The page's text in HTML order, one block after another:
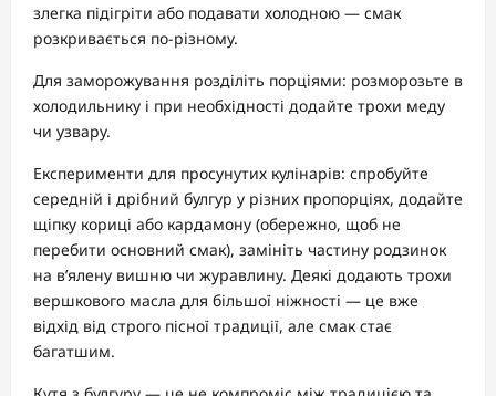
злегка підігріти або подавати холодною — смак
розкривається по-різному.
Для заморожування розділіть порціями: розморозьте в
холодильнику і при необхідності додайте трохи меду
чи узвару.
Експерименти для просунутих кулінарів: спробуйте
середній і дрібний булгур у різних пропорціях, додайте
щіпку кориці або кардамону (обережно, щоб не
перебити основний смак), замініть частину родзинок
на в’ялену вишню чи журавлину. Деякі додають трохи
вершкового масла для більшої ніжності — це вже
відхід від строго пісної традиції, але смак стає
багатшим.